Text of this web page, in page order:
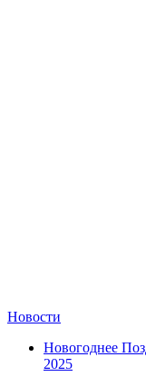
Новости
Новогоднее
2025